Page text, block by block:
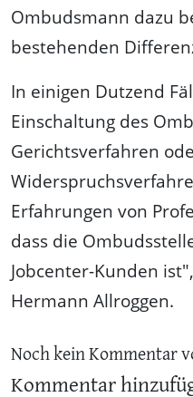
Ombudsmann dazu
bestehenden
In einigen Dutzend
Einschaltung des
Gerichtsverfahren
Erfahrungen von
dass die
Jobcenter-Kunden
Hermann Allroggen.
Noch kein Kommentar
Kommentar